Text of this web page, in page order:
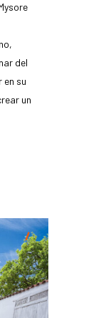
del
en su
un